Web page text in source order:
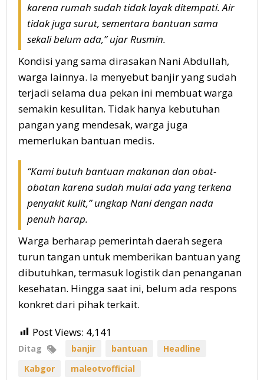
karena rumah sudah tidak layak ditempati. Air
tidak juga surut, sementara bantuan sama
sekali belum ada,”ujar Rusmin.
Kondisi yang sama dirasakan Nani Abdullah,
warga lainnya. Ia menyebut banjir yang sudah
terjadi selama dua pekan ini membuat warga
semakin kesulitan. Tidak hanya kebutuhan
pangan yang mendesak, warga juga
memerlukan bantuan medis.
“Kami butuh bantuan makanan dan obat-
obatan karena sudah mulai ada yang terkena
penyakit kulit,”ungkap Nani dengan nada
penuh harap.
Warga berharap pemerintah daerah segera
turun tangan untuk memberikan bantuan yang
dibutuhkan, termasuk logistik dan penanganan
kesehatan. Hingga saat ini, belum ada respons
konkret dari pihak terkait.
Post Views: 4,141
Ditag banjir bantuan
Headline
Kabgor
maleotvofficial